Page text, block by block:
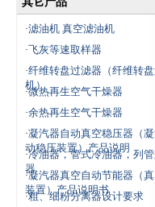
·滤油机 真空滤油机
·飞灰等速取样器
·纤维转盘过滤器（纤维转
机）
·微热再生空气干燥器
·余热再生空气干燥器
·凝汽器自动真空稳压器（
动稳压装置）产品说明
·冷油器，管式冷油器，列
器
·凝汽器真空自动节能器（
装置）产品说明书
·粗、细粉分离器设计要求